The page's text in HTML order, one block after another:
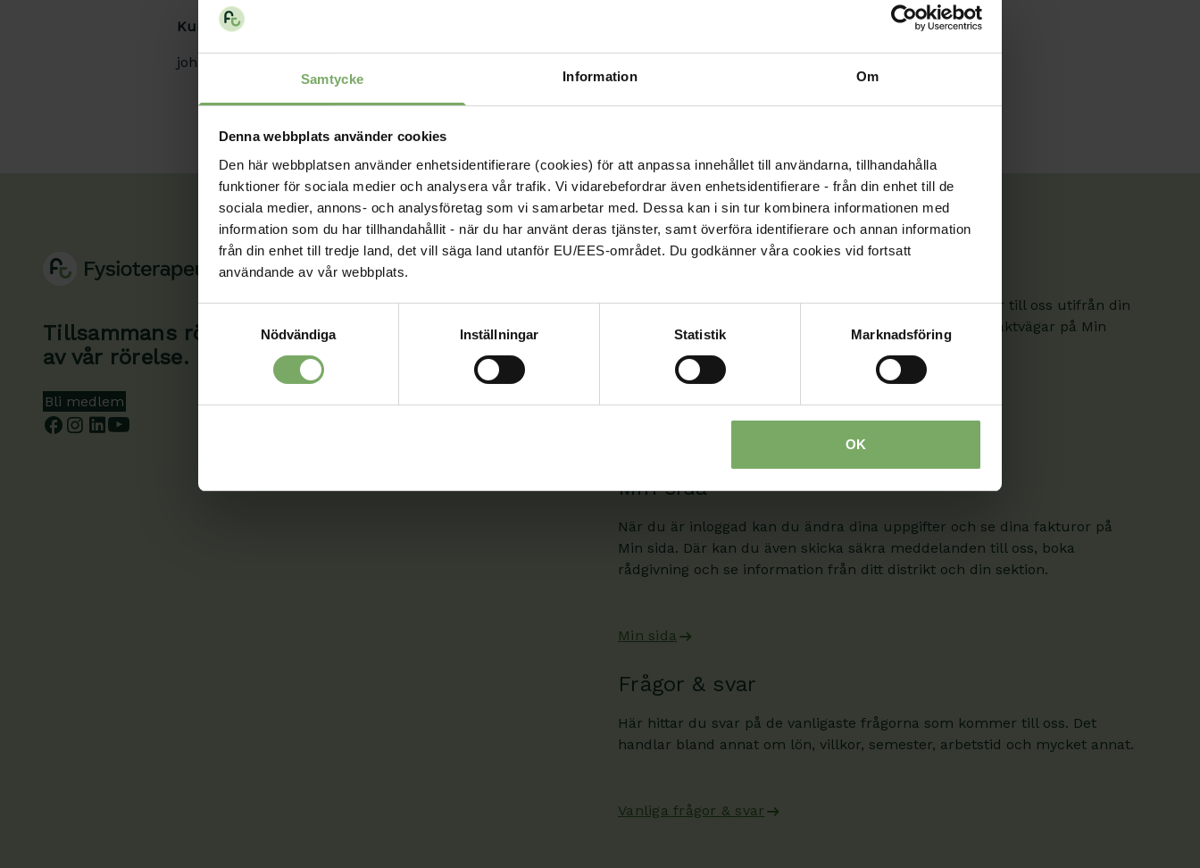
Samtycke Information Om
Denna webbplats använder cookies
Den här webbplatsen använder enhetsidentifierare (cookies) för att anpassa innehållet till användarna, tillhandahålla
funktioner för sociala medier och analysera vår trafik. Vi vidarebefordrar även enhetsidentifierare - från din enhet till de
sociala medier, annons- och analysföretag som vi samarbetar med. Dessa kan i sin tur kombinera informationen med
information som du har tillhandahållit - när du har använt deras tjänster, samt överföra identifierare och annan information
från din enhet till tredje land, det vill säga land utanför EU/EES-området. Du godkänner våra cookies vid fortsatt
användande av vår webbplats.
Nödvändiga
Inställningar Statistik Marknadsföring
OK
Kursinformation
johan@engelholmrehabcenter.se och tel 0704 69 67 17
Tillsammans rör vi oss framåt. Du är en viktig del
av vår rörelse.
Bli medlem
Kontakt
Välkommen att kontakta oss. Här hittar du kontaktvägar till oss utifrån din
roll och ditt ärende. Du som är medlem hittar fler kontaktvägar på Min
Min sida
När du är inloggad kan du ändra dina uppgifter och se dina fakturor på
Min sida. Där kan du även skicka säkra meddelanden till oss, boka
rådgivning och se information från ditt distrikt och din sektion.
Min sida
Frågor & svar
Här hittar du svar på de vanligaste frågorna som kommer till oss. Det
handlar bland annat om lön, villkor, semester, arbetstid och mycket annat.
Vanliga frågor & svar